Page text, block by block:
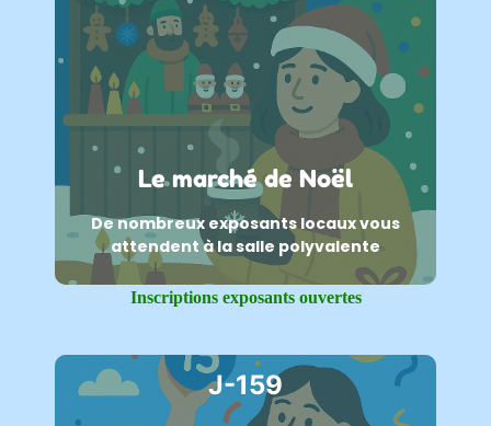
Le marché de Noël
De nombreux exposants locaux vous
attendent à la salle polyvalente
Inscriptions exposants ouvertes
J-159